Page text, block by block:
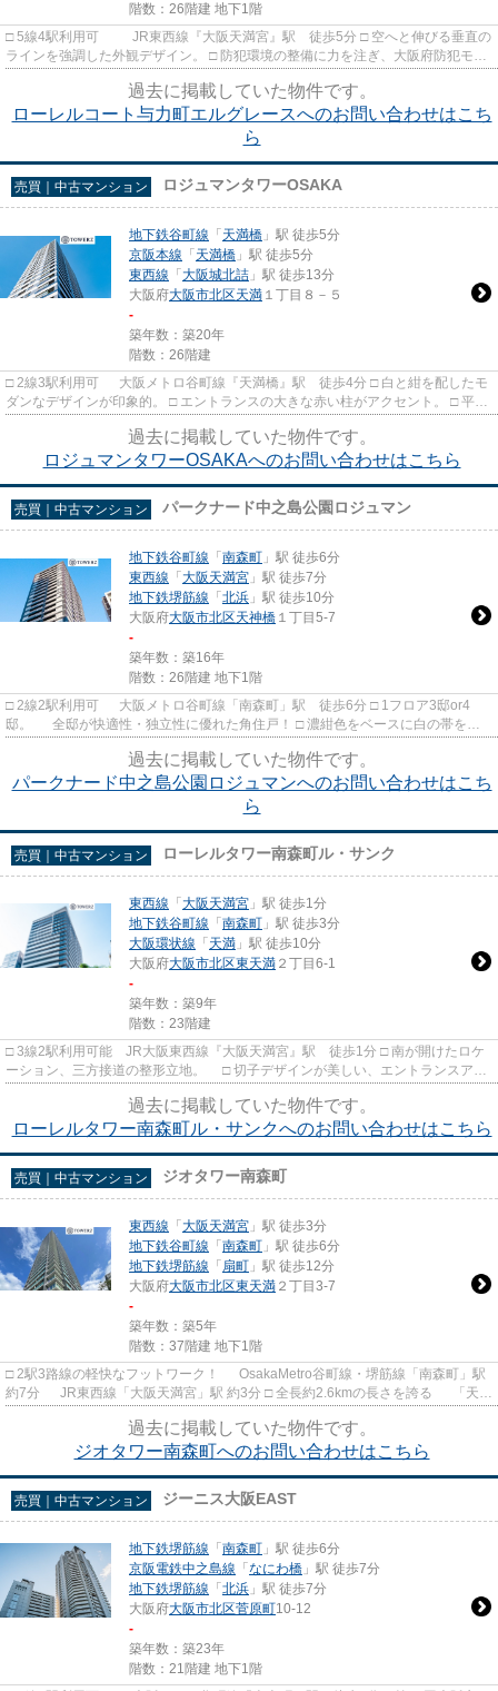
階数：26階建 地下1階
□ 5線4駅利用可 JR東西線『大阪天満宮』駅 徒歩5分 □ 空へと伸びる垂直の
ラインを強調した外観デザイン。 □ 防犯環境の整備に力を注ぎ、大阪府防犯モデ
過去に掲載していた物件です。
ローレルコート与力町エルグレースへのお問い合わせはこち
ら
売買｜中古マンション ロジュマンタワーOSAKA
地下鉄谷町線 「 天満橋 」駅 徒歩5分
京阪本線 「 天満橋 」駅 徒歩5分
東西線 「 大阪城北詰 」駅 徒歩13分
大阪府大阪市北区天満 １丁目８－５
-
築年数：築20年
階数：26階建
□ 2線3駅利用可 大阪メトロ谷町線『天満橋』駅 徒歩4分 □ 白と紺を配したモ
ダンなデザインが印象的。 □ エントランスの大きな赤い柱がアクセント。 □ 平日
過去に掲載していた物件です。
ロジュマンタワーOSAKAへのお問い合わせはこちら
売買｜中古マンション パークナード中之島公園ロジュマン
地下鉄谷町線 「 南森町 」駅 徒歩6分
東西線 「 大阪天満宮 」駅 徒歩7分
地下鉄堺筋線 「 北浜 」駅 徒歩10分
大阪府大阪市北区天神橋 １丁目5-7
-
築年数：築16年
階数：26階建 地下1階
□ 2線2駅利用可 大阪メトロ谷町線「南森町」駅 徒歩6分 □ 1フロア3邸or4
邸。 全邸が快適性・独立性に優れた角住戸！ □ 濃紺色をベースに白の帯を設
過去に掲載していた物件です。
パークナード中之島公園ロジュマンへのお問い合わせはこち
ら
売買｜中古マンション ローレルタワー南森町ル・サンク
東西線 「 大阪天満宮 」駅 徒歩1分
地下鉄谷町線 「 南森町 」駅 徒歩3分
大阪環状線 「 天満 」駅 徒歩10分
大阪府大阪市北区東天満 ２丁目6-1
-
築年数：築9年
階数：23階建
□ 3線2駅利用可能 JR大阪東西線『大阪天満宮』駅 徒歩1分 □ 南が開けたロケ
ーション、三方接道の整形立地。 □ 切子デザインが美しい、エントランスアプ
過去に掲載していた物件です。
ローレルタワー南森町ル・サンクへのお問い合わせはこちら
売買｜中古マンション ジオタワー南森町
東西線 「 大阪天満宮 」駅 徒歩3分
地下鉄谷町線 「 南森町 」駅 徒歩6分
地下鉄堺筋線 「 扇町 」駅 徒歩12分
大阪府大阪市北区東天満 ２丁目3-7
-
築年数：築5年
階数：37階建 地下1階
□ 2駅3路線の軽快なフットワーク！ OsakaMetro谷町線・堺筋線「南森町」駅
約7分 JR東西線「大阪天満宮」駅 約3分 □ 全長約2.6kmの長さを誇る 「天神
過去に掲載していた物件です。
ジオタワー南森町へのお問い合わせはこちら
売買｜中古マンション ジーニス大阪EAST
地下鉄堺筋線 「 南森町 」駅 徒歩6分
京阪電鉄中之島線 「 なにわ橋 」駅 徒歩7分
地下鉄堺筋線 「 北浜 」駅 徒歩7分
大阪府大阪市北区菅原町10-12
-
築年数：築23年
階数：21階建 地下1階